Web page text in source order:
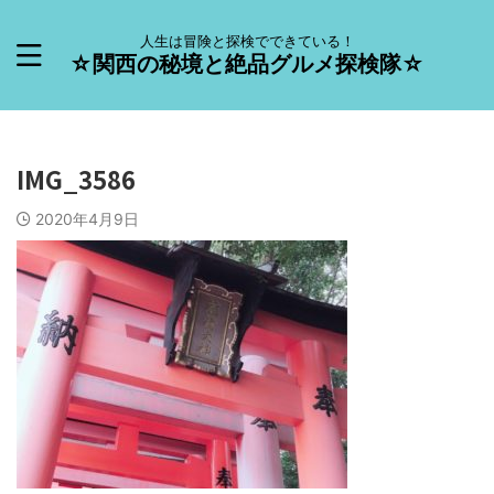
人生は冒険と探検でできている！
☆関西の秘境と絶品グルメ探検隊☆
IMG_3586
2020年4月9日